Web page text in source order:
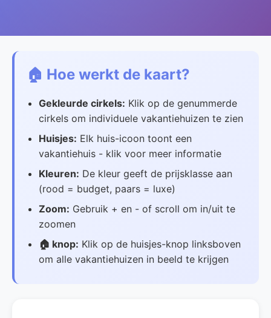
🏠 Hoe werkt de kaart?
Gekleurde cirkels: Klik op de genummerde
cirkels om individuele vakantiehuizen te zien
Huisjes: Elk huis-icoon toont een
vakantiehuis - klik voor meer informatie
Kleuren: De kleur geeft de prijsklasse aan
(rood = budget, paars = luxe)
Zoom: Gebruik + en - of scroll om in/uit te
zoomen
🏠 knop: Klik op de huisjes-knop linksboven
om alle vakantiehuizen in beeld te krijgen